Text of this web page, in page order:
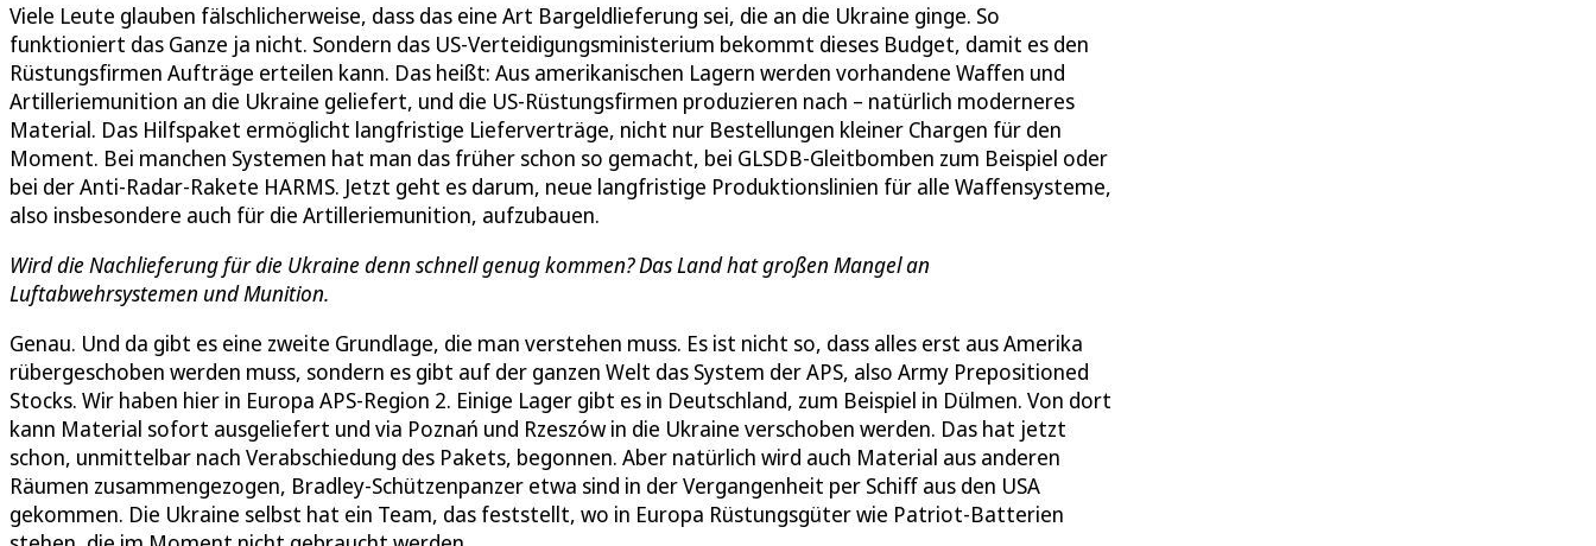
Viele Leute glauben fälschlicherweise, dass das eine Art Bargeldlieferung sei, die an die Ukraine ginge. So
funktioniert das Ganze ja nicht. Sondern das US-Verteidigungsministerium bekommt dieses Budget, damit es den
Rüstungsfirmen Aufträge erteilen kann. Das heißt: Aus amerikanischen Lagern werden vorhandene Waffen und
Artilleriemunition an die Ukraine geliefert, und die US-Rüstungsfirmen produzieren nach – natürlich moderneres
Material. Das Hilfspaket ermöglicht langfristige Lieferverträge, nicht nur Bestellungen kleiner Chargen für den
Moment. Bei manchen Systemen hat man das früher schon so gemacht, bei GLSDB-Gleitbomben zum Beispiel oder
bei der Anti-Radar-Rakete HARMS. Jetzt geht es darum, neue langfristige Produktionslinien für alle Waffensysteme,
also insbesondere auch für die Artilleriemunition, aufzubauen.
Wird die Nachlieferung für die Ukraine denn schnell genug kommen? Das Land hat großen Mangel an
Luftabwehrsystemen und Munition.
Genau. Und da gibt es eine zweite Grundlage, die man verstehen muss. Es ist nicht so, dass alles erst aus Amerika
rübergeschoben werden muss, sondern es gibt auf der ganzen Welt das System der APS, also Army Prepositioned
Stocks. Wir haben hier in Europa APS-Region 2. Einige Lager gibt es in Deutschland, zum Beispiel in Dülmen. Von dort
kann Material sofort ausgeliefert und via Poznań und Rzeszów in die Ukraine verschoben werden. Das hat jetzt
schon, unmittelbar nach Verabschiedung des Pakets, begonnen. Aber natürlich wird auch Material aus anderen
Räumen zusammengezogen, Bradley-Schützenpanzer etwa sind in der Vergangenheit per Schiff aus den USA
gekommen. Die Ukraine selbst hat ein Team, das feststellt, wo in Europa Rüstungsgüter wie Patriot-Batterien